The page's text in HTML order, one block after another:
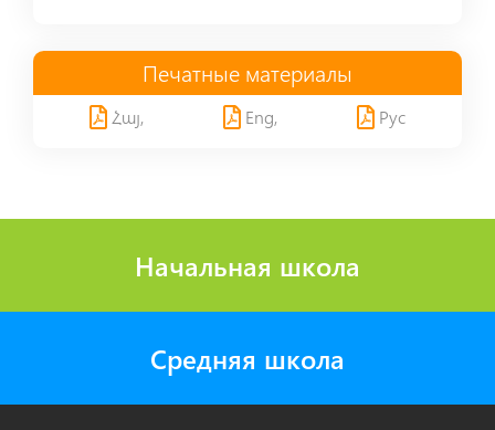
Печатные материалы
Հայ, Eng, Рус
Начальная школа
Средняя школа